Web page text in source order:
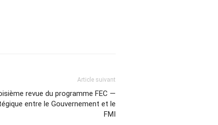
Article suivant
revue du programme FEC —
entre le Gouvernement et le
FMI